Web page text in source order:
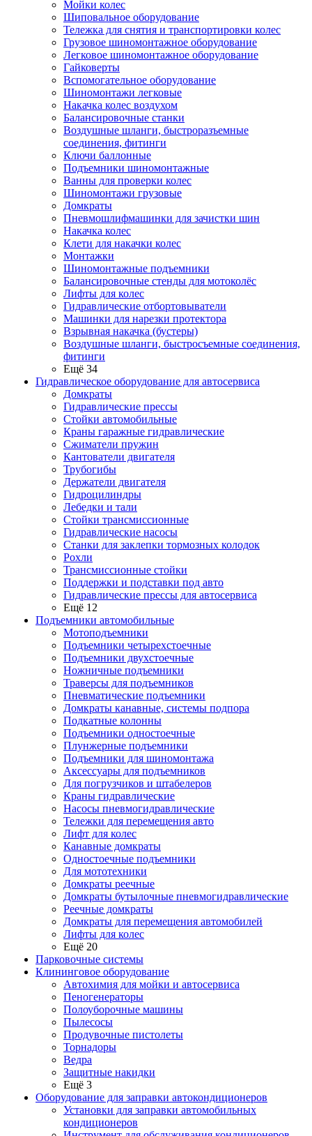
Мойки колес
Шиповальное оборудование
Тележка для снятия и транспортировки колес
Грузовое шиномонтажное оборудование
Легковое шиномонтажное оборудование
Гайковерты
Вспомогательное оборудование
Шиномонтажи легковые
Накачка колес воздухом
Балансировочные станки
Воздушные шланги, быстроразъемные
соединения, фитинги
Ключи баллонные
Подъемники шиномонтажные
Ванны для проверки колес
Шиномонтажи грузовые
Домкраты
Пневмошлифмашинки для зачистки шин
Накачка колес
Клети для накачки колес
Монтажки
Шиномонтажные подъемники
Балансировочные стенды для мотоколёс
Лифты для колес
Гидравлические отбортовыватели
Машинки для нарезки протектора
Взрывная накачка (бустеры)
Воздушные шланги, быстросъемные соединения,
фитинги
Ещё 34
Гидравлическое оборудование для автосервиса
Домкраты
Гидравлические прессы
Стойки автомобильные
Краны гаражные гидравлические
Сжиматели пружин
Кантователи двигателя
Трубогибы
Держатели двигателя
Гидроцилиндры
Лебедки и тали
Стойки трансмиссионные
Гидравлические насосы
Cтанки для заклепки тормозных колодок
Рохли
Трансмиссионные стойки
Поддержки и подставки под авто
Гидравлические прессы для автосервиса
Ещё 12
Подъемники автомобильные
Мотоподъемники
Подъемники четырехстоечные
Подъемники двухстоечные
Ножничные подъемники
Траверсы для подъемников
Пневматические подъемники
Домкраты канавные, системы подпора
Подкатные колонны
Подъемники одностоечные
Плунжерные подъемники
Подъемники для шиномонтажа
Аксессуары для подъемников
Для погрузчиков и штабелеров
Краны гидравлические
Насосы пневмогидравлические
Тележки для перемещения авто
Лифт для колес
Канавные домкраты
Одностоечные подъемники
Для мототехники
Домкраты реечные
Домкраты бутылочные пневмогидравлические
Реечные домкраты
Домкраты для перемещения автомобилей
Лифты для колес
Ещё 20
Парковочные системы
Клининговое оборудование
Автохимия для мойки и автосервиса
Пеногенераторы
Полоуборочные машины
Пылесосы
Продувочные пистолеты
Торнадоры
Ведра
Защитные накидки
Ещё 3
Оборудование для заправки автокондиционеров
Установки для заправки автомобильных
кондиционеров